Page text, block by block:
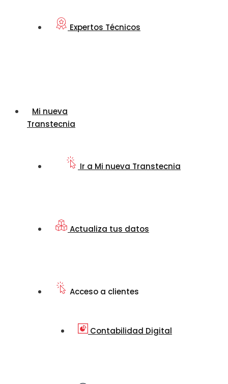
Expertos Técnicos
Mi nueva
Transtecnia
Ir a Mi nueva Transtecnia
Actualiza tus datos
Acceso a clientes
Contabilidad Digital